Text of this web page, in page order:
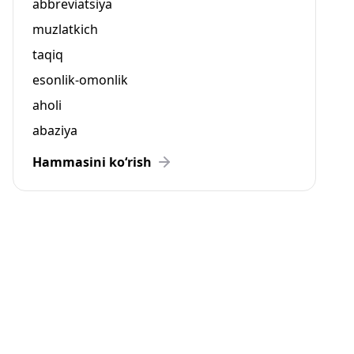
abbreviatsiya
muzlatkich
taqiq
esonlik-omonlik
aholi
abaziya
Hammasini ko‘rish